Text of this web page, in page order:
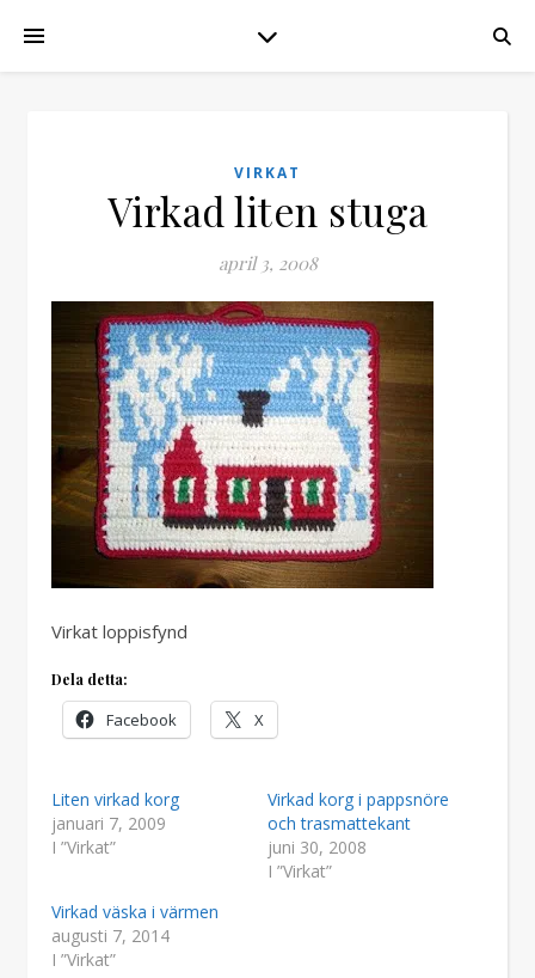
VIRKAT
Virkad liten stuga
april 3, 2008
Virkat loppisfynd
Dela detta:
Facebook X
Liten virkad korg
januari 7, 2009
I ”Virkat”
Virkad korg i pappsnöre
och trasmattekant
juni 30, 2008
I ”Virkat”
Virkad väska i värmen
augusti 7, 2014
I ”Virkat”